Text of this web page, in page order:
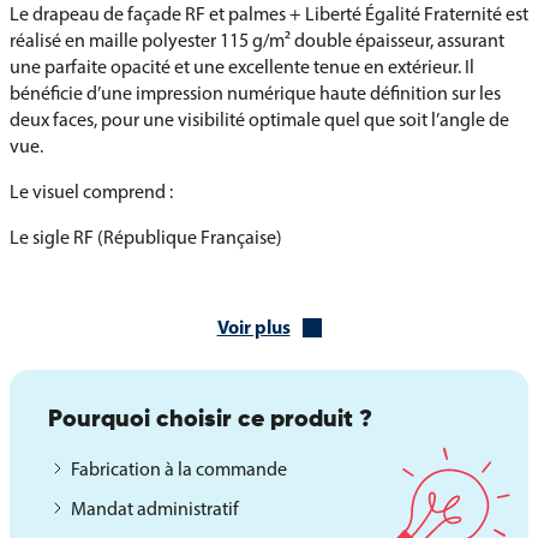
Le drapeau de façade RF et palmes + Liberté Égalité Fraternité est
réalisé en maille polyester 115 g/m² double épaisseur, assurant
une parfaite opacité et une excellente tenue en extérieur. Il
bénéficie d’une impression numérique haute définition sur les
deux faces, pour une visibilité optimale quel que soit l’angle de
vue.
Le visuel comprend :
Le sigle RF (République Française)
La devise Liberté Égalité Fraternité en lettres claires et visibles
Le drapeau est monté sur une hampe en bois gainée de plastique
standards protocolaires.
Finition au choix : avec ou sans franges filées dorées sur trois
Voir plus
Pourquoi choisir ce produit ?
Fabrication à la commande
Mandat administratif